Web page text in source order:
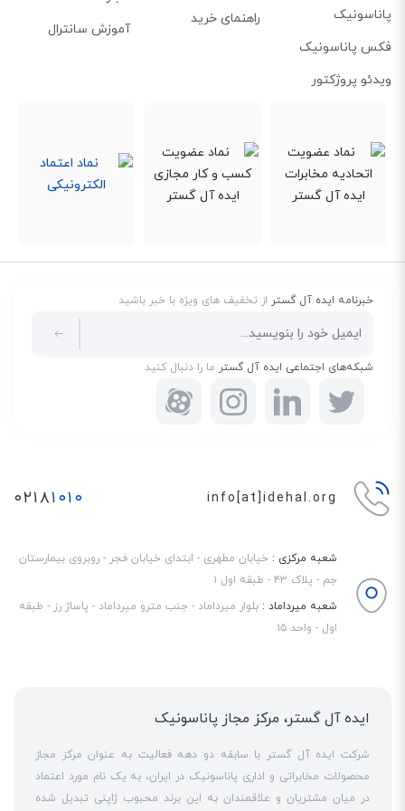
پاناسونیک
فکس پاناسونیک
ویدئو پروژکتور
راهنمای خرید
آموزش سانترال
خبرنامه ایده آل گستراز تخفیف های ویژه با خبر باشید
شبکه‌های اجتماعی ایده آل گسترما را دنبال کنید
info[at]idehal.org ۰۲۱۸۱۰۱۰
شعبه مرکزی : خیابان مطهری - ابتدای خیابان فجر - روبروی بیمارستان
جم - پلاک ۴۳ - طبقه اول ۱
شعبه میرداماد : بلوار میرداماد - جنب مترو میرداماد - پاساژ رز - طبقه
اول - واحد ۱۵
ایده آل گستر، مرکز مجاز پاناسونیک
شرکت ایده آل گستر با سابقه دو دهه فعالیت به عنوان مرکز مجاز
محصولات مخابراتی و اداری پاناسونیک در ایران، به یک نام مورد اعتماد
در میان مشتریان و علاقمندان به این برند محبوب ژاپنی تبدیل شده